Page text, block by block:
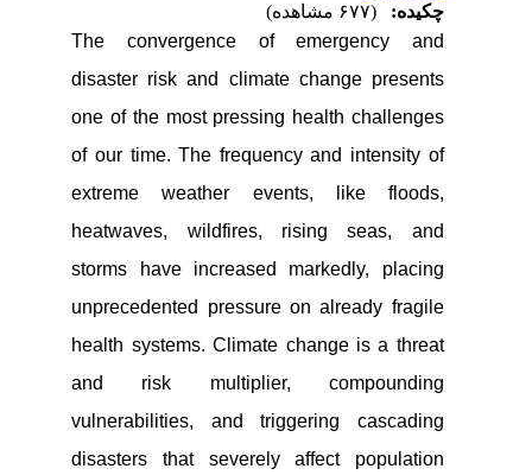
چکیده:
The convergence of emergency and
disaster risk and climate change presents
one of the most pressing health challenges
of our time. The frequency and intensity of
extreme weather events, like floods,
heatwaves, wildfires, rising seas, and
storms have increased markedly, placing
unprecedented pressure on already fragile
health systems. Climate change is a threat
and risk multiplier, compounding
vulnerabilities, and triggering cascading
disasters that severely affect population